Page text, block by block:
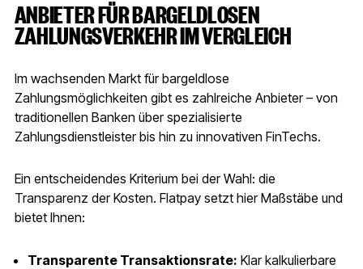
ANBIETER FÜR BARGELDLOSEN
ZAHLUNGSVERKEHR IM VERGLEICH
Im wachsenden Markt für bargeldlose
Zahlungsmöglichkeiten gibt es zahlreiche Anbieter – von
traditionellen Banken über spezialisierte
Zahlungsdienstleister bis hin zu innovativen FinTechs.
Ein entscheidendes Kriterium bei der Wahl: die
Transparenz der Kosten. Flatpay setzt hier Maßstäbe und
bietet Ihnen:
Transparente Transaktionsrate: Klar kalkulierbare